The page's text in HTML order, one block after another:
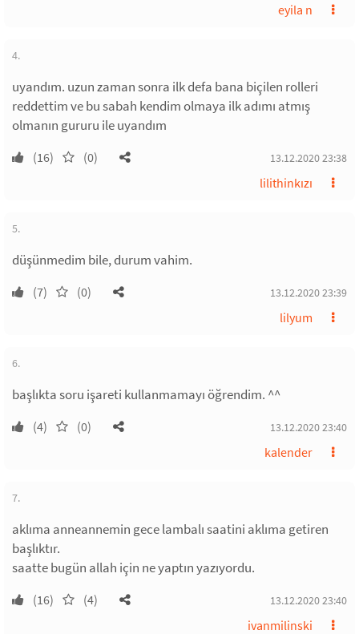
eyila n
4.
uyandım. uzun zaman sonra ilk defa bana biçilen rolleri
reddettim ve bu sabah kendim olmaya ilk adımı atmış
olmanın gururu ile uyandım
(16) (0) 13.12.2020 23:38
lilithinkızı
5.
düşünmedim bile, durum vahim.
(7) (0) 13.12.2020 23:39
lilyum
6.
başlıkta soru işareti kullanmamayı öğrendim. ^^
(4) (0) 13.12.2020 23:40
kalender
7.
aklıma anneannemin gece lambalı saatini aklıma getiren
başlıktır.
saatte bugün allah için ne yaptın yazıyordu.
(16) (4) 13.12.2020 23:40
ivanmilinski